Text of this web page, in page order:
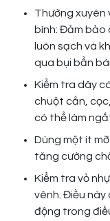
Thường xuyên
bình: Đảm bảo
luôn sạch và
qua bụi bẩn
Kiểm tra dây
chuột cắn,
có thể làm
Dùng một ít
tăng cường
Kiểm tra vỏ
vênh. Điều
động trong